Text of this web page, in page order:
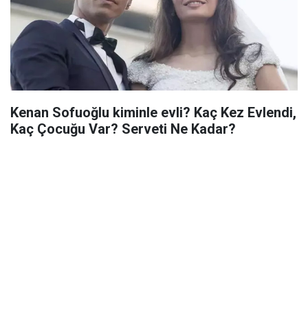
Kenan Sofuoğlu kiminle evli? Kaç Kez Evlendi,
Kaç Çocuğu Var? Serveti Ne Kadar?